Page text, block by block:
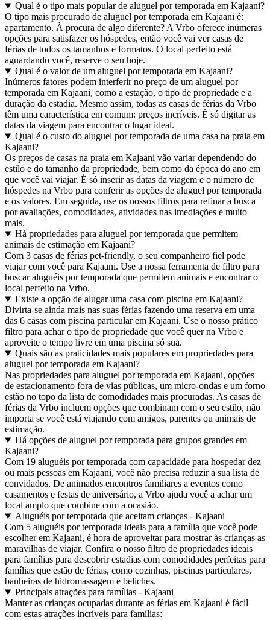
Qual é o tipo mais popular de aluguel por temporada em Kajaani?
O tipo mais procurado de aluguel por temporada em Kajaani é:
apartamento. À procura de algo diferente? A Vrbo oferece inúmeras
opções para satisfazer os hóspedes, então você vai ver casas de
férias de todos os tamanhos e formatos. O local perfeito está
aguardando você, reserve o seu hoje.
Qual é o valor de um aluguel por temporada em Kajaani?
Inúmeros fatores podem interferir no preço de um aluguel por
temporada em Kajaani, como a estação, o tipo de propriedade e a
duração da estadia. Mesmo assim, todas as casas de férias da Vrbo
têm uma característica em comum: preços incríveis. É só digitar as
datas da viagem para encontrar o lugar ideal.
Qual é o custo do aluguel por temporada de uma casa na praia em
Kajaani?
Os preços de casas na praia em Kajaani vão variar dependendo do
estilo e do tamanho da propriedade, bem como da época do ano em
que você vai viajar. É só inserir as datas da viagem e o número de
hóspedes na Vrbo para conferir as opções de aluguel por temporada
e os valores. Em seguida, use os nossos filtros para refinar a busca
por avaliações, comodidades, atividades nas imediações e muito
mais.
Há propriedades para aluguel por temporada que permitem
animais de estimação em Kajaani?
Com 3 casas de férias pet-friendly, o seu companheiro fiel pode
viajar com você para Kajaani. Use a nossa ferramenta de filtro para
buscar aluguéis por temporada que permitem animais e encontrar o
local perfeito na Vrbo.
Existe a opção de alugar uma casa com piscina em Kajaani?
Divirta-se ainda mais nas suas férias fazendo uma reserva em uma
das 6 casas com piscina particular em Kajaani. Use o nosso prático
filtro para achar o tipo de propriedade que você quer na Vrbo e
aproveite o tempo livre em uma piscina só sua.
Quais são as praticidades mais populares em propriedades para
aluguel por temporada em Kajaani?
Nas propriedades para aluguel por temporada em Kajaani, opções
de estacionamento fora de vias públicas, um micro-ondas e um forno
estão no topo da lista de comodidades mais procuradas. As casas de
férias da Vrbo incluem opções que combinam com o seu estilo, não
importa se você está viajando com amigos, parentes ou animais de
estimação.
Há opções de aluguel por temporada para grupos grandes em
Kajaani?
Com 19 aluguéis por temporada com capacidade para hospedar dez
ou mais pessoas em Kajaani, você não precisa reduzir a sua lista de
convidados. De animados encontros familiares a eventos como
casamentos e festas de aniversário, a Vrbo ajuda você a achar um
local amplo que combine com a ocasião.
Aluguéis por temporada que aceitam crianças - Kajaani
Com 5 aluguéis por temporada ideais para a família que você pode
escolher em Kajaani, é hora de aproveitar para mostrar às crianças as
maravilhas de viajar. Confira o nosso filtro de propriedades ideais
para famílias para descobrir estadias com comodidades perfeitas para
famílias que estão de férias, como cozinhas, piscinas particulares,
banheiras de hidromassagem e beliches.
Principais atrações para famílias - Kajaani
Manter as crianças ocupadas durante as férias em Kajaani é fácil
com estas atrações incríveis para famílias: